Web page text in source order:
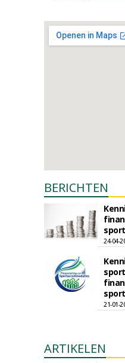
BERICHTEN
24-04-
21-01-
ARTIKELEN